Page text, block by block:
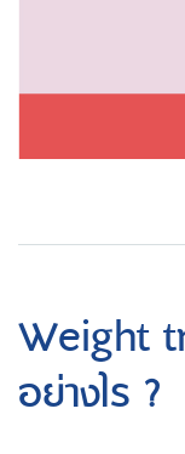
Weight
อย่างไร ?